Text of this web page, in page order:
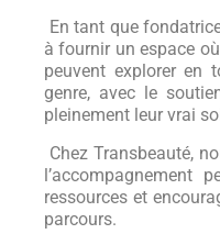
En tant que
à fournir un espace
peuvent explorer en
genre, avec le
pleinement leur vrai
Chez Transbeauté,
l’accompagnement
ressources et
parcours.